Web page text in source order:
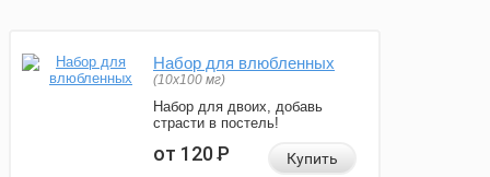
Набор для влюбленных
(10х100 мг)
Набор для двоих, добавь
страсти в постель!
от 120Р Купить